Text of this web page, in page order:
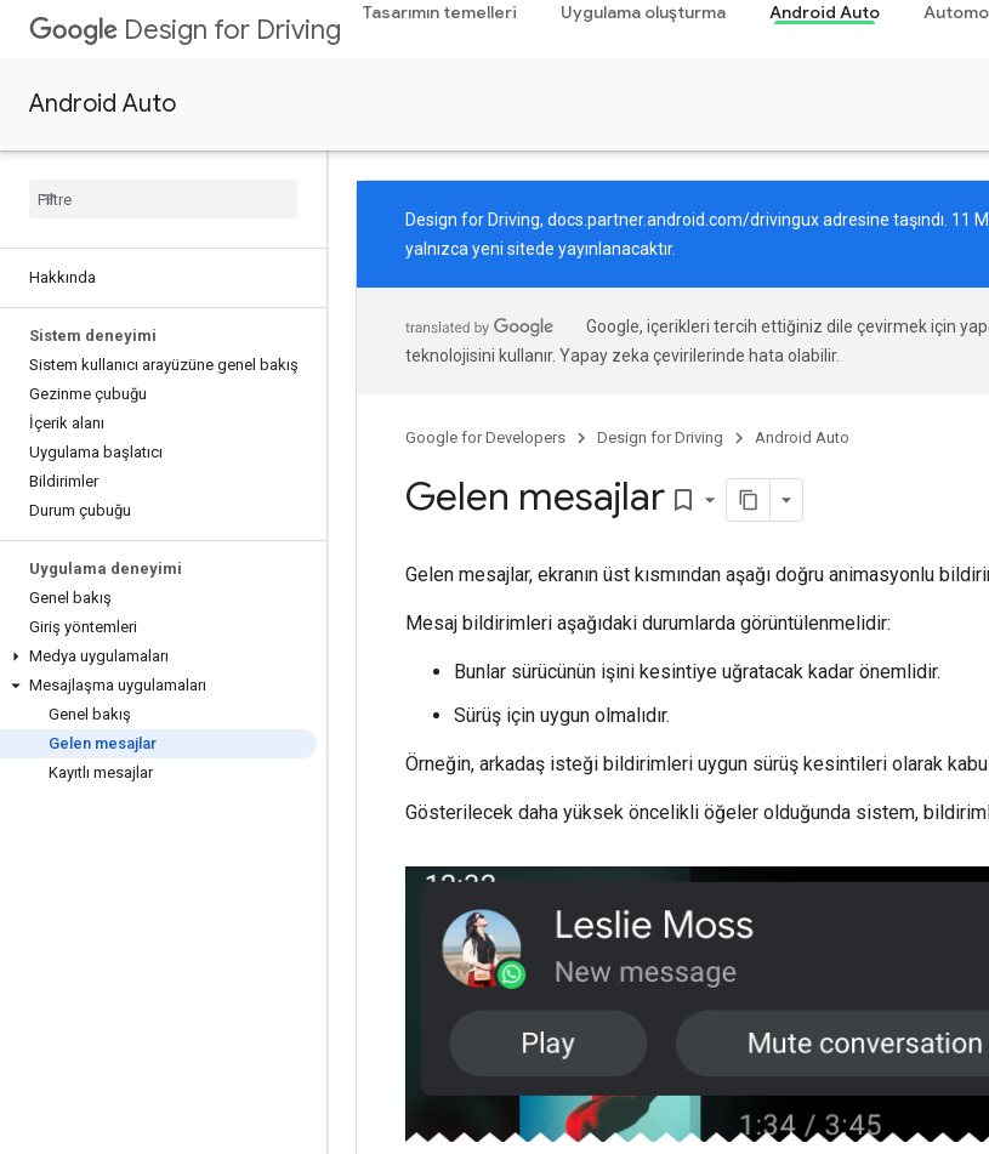
Design for Driving
Tasarımın temelleri Uygulama oluşturma Android Auto
Android Auto
Hakkında
Sistem deneyimi
Sistem kullanıcı arayüzüne genel bakış
Gezinme çubuğu
İçerik alanı
Uygulama başlatıcı
Bildirimler
Durum çubuğu
Uygulama deneyimi
Genel bakış
Giriş yöntemleri
Medya uygulamaları
Mesajlaşma uygulamaları
Genel bakış
Gelen mesajlar
Kayıtlı mesajlar
Design for Driving, docs.partner.android.com/drivinguxadresine taşındı. 11
yalnızca yeni sitede yayınlanacaktır.
Google, içerikleri tercih ettiğiniz dile çevirmek için
teknolojisini kullanır. Yapay zeka çevirilerinde hata olabilir.
Google for Developers Design for Driving Android Auto
Gelen mesajlar bookmark_border
Gelen mesajlar, ekranın üst kısmından aşağı doğru animasyonlu
Mesaj bildirimleri aşağıdaki durumlarda görüntülenmelidir:
Bunlar sürücünün işini kesintiye uğratacak kadar önemlidir.
Sürüş için uygun olmalıdır.
Örneğin, arkadaş isteği bildirimleri uygun sürüş kesintileri olarak
Gösterilecek daha yüksek öncelikli öğeler olduğunda sistem,